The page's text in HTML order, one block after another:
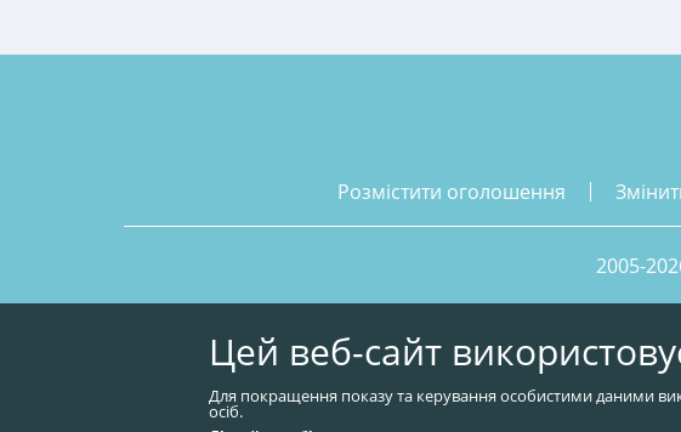
розмістити оголошення
2005-
Цей веб-сайт
Для покращення показу та керування особистими даними
осіб.